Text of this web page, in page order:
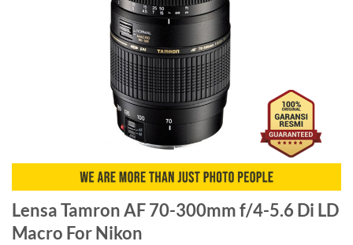
Lensa Tamron AF 70-300mm f/4-5.6 Di LD
Macro For Nikon